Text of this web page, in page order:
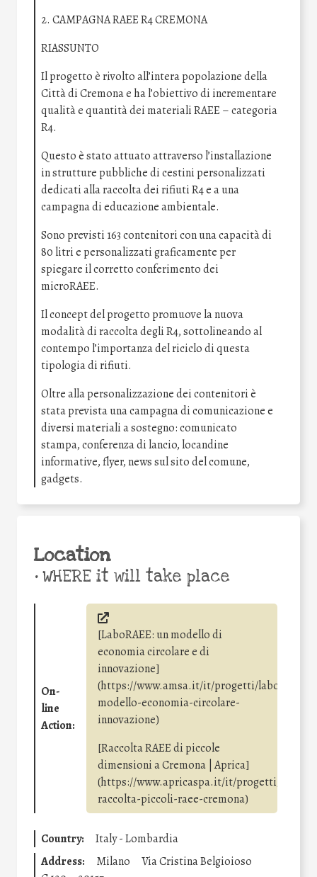
2. CAMPAGNA RAEE R4 CREMONA
RIASSUNTO
Il progetto è rivolto all’intera popolazione della
Città di Cremona e ha l’obiettivo di incrementare
qualità e quantità dei materiali RAEE – categoria
R4.
Questo è stato attuato attraverso l’installazione
in strutture pubbliche di cestini personalizzati
dedicati alla raccolta dei rifiuti R4 e a una
campagna di educazione ambientale.
Sono previsti 163 contenitori con una capacità di
80 litri e personalizzati graficamente per
spiegare il corretto conferimento dei
microRAEE.
Il concept del progetto promuove la nuova
modalità di raccolta degli R4, sottolineando al
contempo l’importanza del riciclo di questa
tipologia di rifiuti.
Oltre alla personalizzazione dei contenitori è
stata prevista una campagna di comunicazione e
diversi materiali a sostegno: comunicato
stampa, conferenza di lancio, locandine
informative, flyer, news sul sito del comune,
gadgets.
Location
•WHERE it will take place
On-
line
Action:
[LaboRAEE: un modello di
economia circolare e di
innovazione]
(https://www.amsa.it/it/progetti/laboraee-
modello-economia-circolare-
innovazione)
[Raccolta RAEE di piccole
dimensioni a Cremona | Aprica]
(https://www.apricaspa.it/it/progetti/aprica-
raccolta-piccoli-raee-cremona)
Country:
Italy - Lombardia
Address:
Milano
Via Cristina Belgioioso